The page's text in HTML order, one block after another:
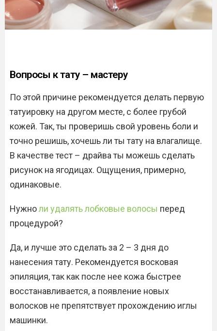
Вопросы к тату – мастеру
По этой причине рекомендуется делать первую
татуировку на другом месте, с более грубой
кожей. Так, ты проверишь свой уровень боли и
точно решишь, хочешь ли ты тату на влагалище.
В качестве тест – драйва ты можешь сделать
рисунок на ягодицах. Ощущения, примерно,
одинаковые.
Нужноли удалять лобковые волосы перед
процедурой?
Да, и лучше это сделать за 2 – 3 дня до
нанесения тату. Рекомендуется восковая
эпиляция, так как после нее кожа быстрее
восстанавливается, а появление новых
волосков не препятствует прохождению иглы
машинки.